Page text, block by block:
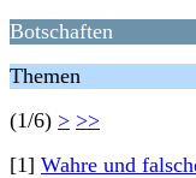
Botschaften
Themen
(1/6) > >>
[1] Wahre und